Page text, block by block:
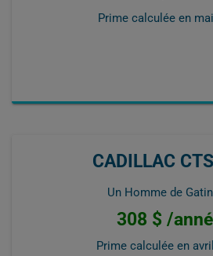
Prime calculée en
CADILLAC
Un Homme de
308 $ /
Prime calculée en